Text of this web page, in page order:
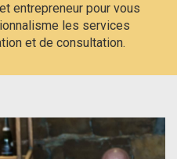
entrepreneur pour vous
les services
et de consultation.